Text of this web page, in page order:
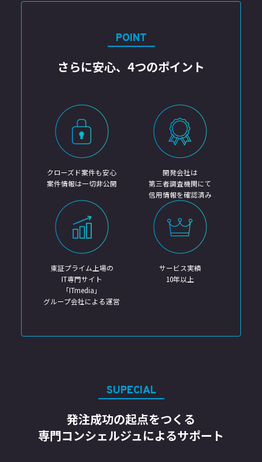
POINT
さらに安心、4つのポイント
クローズド案件も安心
案件情報は一切非公開
開発会社は
第三者調査機関にて
信用情報を確認済み
東証プライム上場の
IT専門サイト
「ITmedia」
グループ会社による運営
サービス実績
10年以上
SUPECIAL
発注成功の起点をつくる
専門コンシェルジュによるサポート